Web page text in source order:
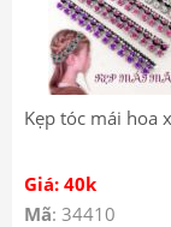
Kẹp tóc mái hoa
Giá: 40k
Mã: 34410